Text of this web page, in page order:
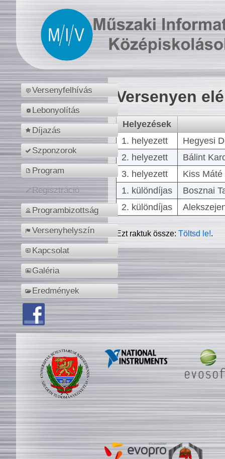
Versenyfelhívás
Lebonyolítás
Díjazás
Szponzorok
Program
Regisztráció
Programbizottság
Versenyhelyszín
Kapcsolat
Galéria
Eredmények
Versenyen
Helyezések
1. helyezett
Hegyesi
2. helyezett
Bálint
3. helyezett
Kiss
1. különdíjas
Bosznai
2. különdíjas
Ezt raktuk össze:Töltsd le!.